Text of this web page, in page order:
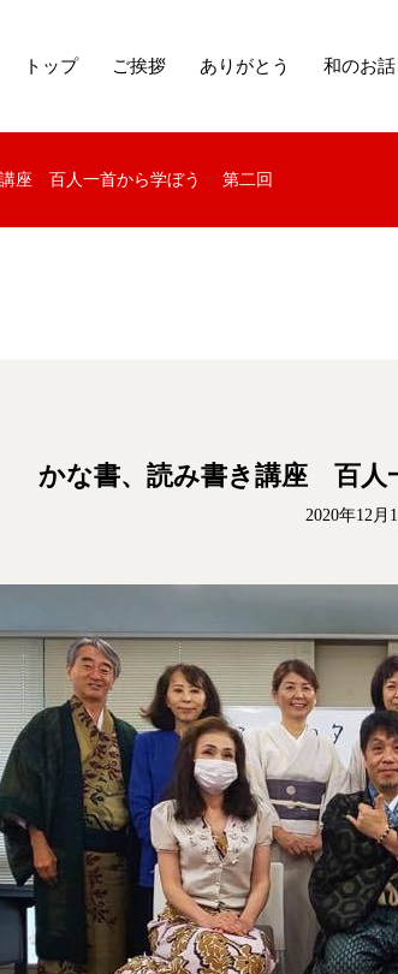
トップ ご挨拶 ありがとう 和のお話
講座 百人一首から学ぼう 第二回
かな書、読み書き講座 百
2020年12月